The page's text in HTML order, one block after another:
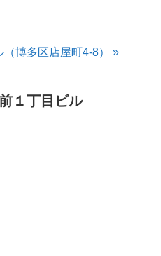
博多区店屋町4-8） »
１丁目ビル